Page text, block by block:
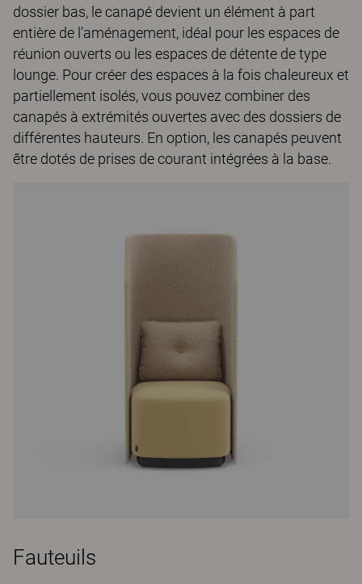
dossier bas, le canapé devient un élément à part
entière de l’aménagement, idéal pour les espaces de
réunion ouverts ou les espaces de détente de type
lounge. Pour créer des espaces à la fois chaleureux et
partiellement isolés, vous pouvez combiner des
canapés à extrémités ouvertes avec des dossiers de
différentes hauteurs. En option, les canapés peuvent
être dotés de prises de courant intégrées à la base.
Fauteuils